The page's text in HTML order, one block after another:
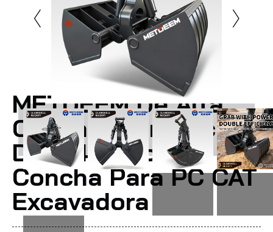
METDEEM De Alta
Calidad Hidráulica
DM 04 Cubo De
Concha Para PC CAT
Excavadora